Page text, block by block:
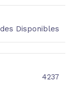
Disponibles
4237